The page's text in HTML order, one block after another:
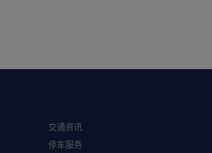
交通资讯
停车服务